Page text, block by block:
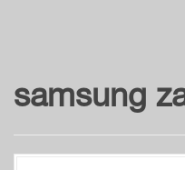
samsung